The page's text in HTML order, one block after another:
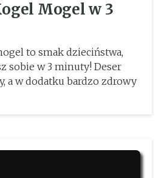
Mogel w 3
to smak dzieciństwa,
sobie w 3 minuty! Deser
a w dodatku bardzo zdrowy